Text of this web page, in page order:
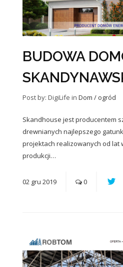
BUDOWA
Post by: DigiLife in Dom / ogród
Skandhouse jest producentem
drewnianych najlepszego
projektach realizowanych od lat
produkcji…
02 gru 2019 0